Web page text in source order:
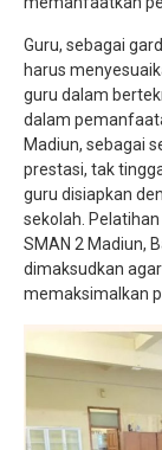
Guru, sebagai
harus
guru dalam
dalam
Madiun, sebagai
prestasi, tak
guru disiapkan
sekolah.
SMAN 2 Madiun,
dimaksudkan
memaksimalkan